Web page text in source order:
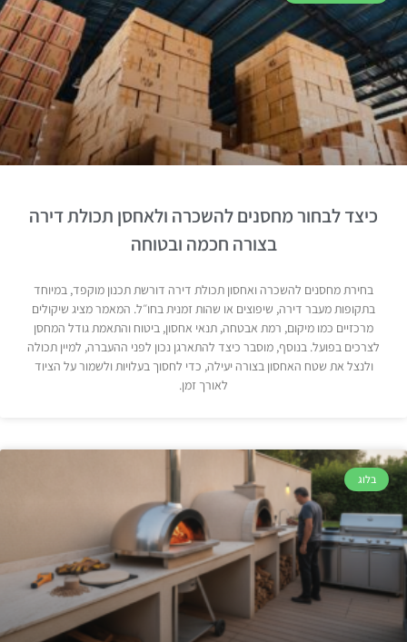
כיצד לבחור מחסנים להשכרה ולאחסן תכולת דירה
בצורה חכמה ובטוחה
בחירת מחסנים להשכרה ואחסון תכולת דירה דורשת תכנון מוקפד, במיוחד
בתקופות מעבר דירה, שיפוצים או שהות זמנית בחו״ל. המאמר מציג שיקולים
מרכזיים כמו מיקום, רמת אבטחה, תנאי אחסון, ביטוח והתאמת גודל המחסן
לצרכים בפועל. בנוסף, מוסבר כיצד להתארגן נכון לפני ההעברה, למיין תכולה
ולנצל את שטח האחסון בצורה יעילה, כדי לחסוך בעלויות ולשמור על הציוד
לאורך זמן.
בלוג